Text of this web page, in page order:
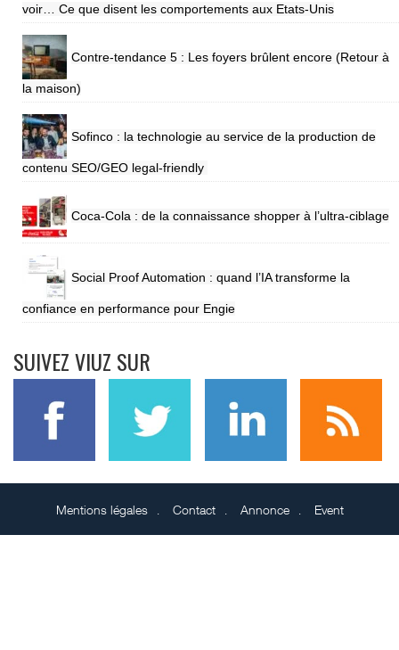
voir… Ce que disent les comportements aux Etats-Unis
Contre-tendance 5 : Les foyers brûlent encore (Retour à
la maison)
Sofinco : la technologie au service de la production de
contenu SEO/GEO legal-friendly
Coca-Cola : de la connaissance shopper à l’ultra-ciblage
Social Proof Automation : quand l’IA transforme la
confiance en performance pour Engie
SUIVEZ VIUZ SUR
Mentions légales Contact Annonce Event